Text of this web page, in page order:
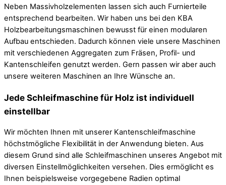
Neben Massivholzelementen lassen sich auch Furnierteile
entsprechend bearbeiten. Wir haben uns bei den KBA
Holzbearbeitungsmaschinen bewusst für einen modularen
Aufbau entschieden. Dadurch können viele unsere Maschinen
mit verschiedenen Aggregaten zum Fräsen, Profil- und
Kantenschleifen genutzt werden. Gern passen wir aber auch
unsere weiteren Maschinen an Ihre Wünsche an.
Jede Schleifmaschine für Holz ist individuell
einstellbar
Wir möchten Ihnen mit unserer Kantenschleifmaschine
höchstmögliche Flexibilität in der Anwendung bieten. Aus
diesem Grund sind alle Schleifmaschinen unseres Angebot mit
diversen Einstellmöglichkeiten versehen. Dies ermöglicht es
Ihnen beispielsweise vorgegebene Radien optimal